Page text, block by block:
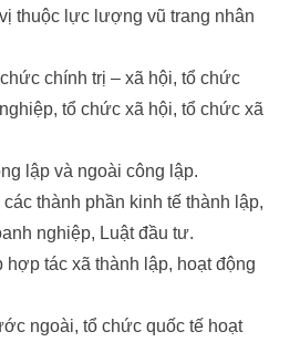
thuộc lực lượng vũ trang nhân
chính trị – xã hội, tổ chức
tổ chức xã hội, tổ chức xã
lập và ngoài công lập.
thành phần kinh tế thành lập,
nghiệp, Luật đầu tư.
hợp tác xã thành lập, hoạt động
ngoài, tổ chức quốc tế hoạt